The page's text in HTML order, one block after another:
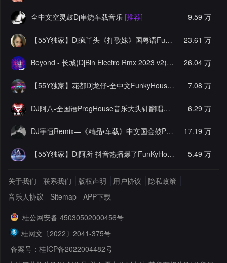
全中文空灵鼓Dj串烧车载音乐 [推荐] 9.59 万
【55Y独家】Dj疯丫头《打歌妹》国粤语Funk音乐抖音热播55Y车载串烧 23.61 万
Beyond - 长城(DjBin Electro Rmx 2023 v2)[热门]26.04 万
【55Y独家】花都Dj龙仔-全中文FunkyHouse音乐近期网络流行热播慢摇串烧 7.08 万
DJ阿八-全国语ProgHouse音乐大头针翻唱抖音热播专辑串烧 6.29 万
DJ宇恒Remix—《精品•车载》中文国会鼓ProgHouse [推荐]
17.19 万
【55Y独家】Dj阿所-抖音热播爆了FunKyHouse中英文串烧 5.49 万
关于我们 联系我们 版权声明 用户协议
隐私政策
音乐人协议
Sitemap APP下载
桂公网安备 45030502000456号
桂网文〔2022〕2041-375号
备案号：桂ICP备2022004482号